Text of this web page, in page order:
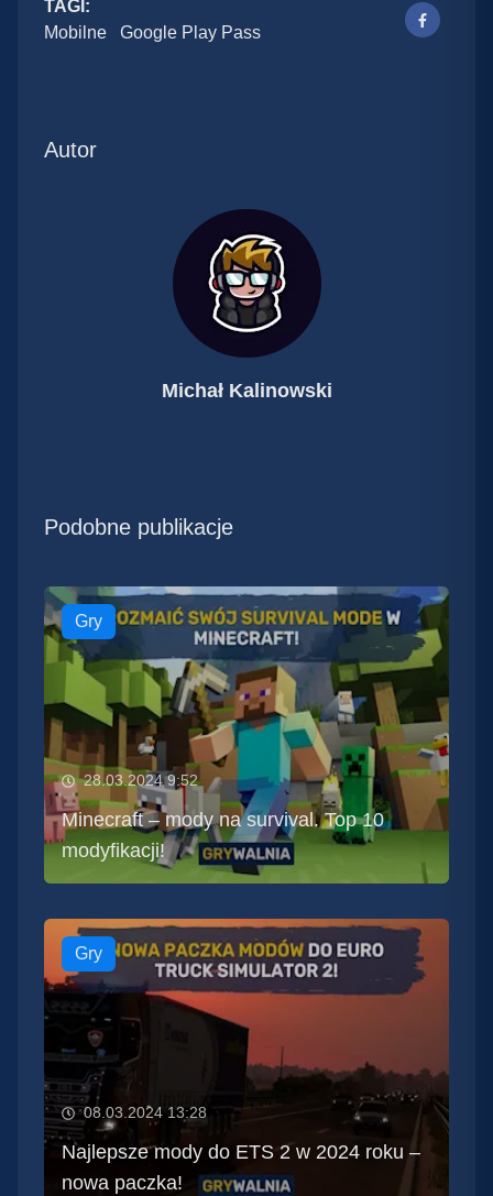
TAGI:
Mobilne
Google Play Pass
Autor
Michał Kalinowski
Podobne publikacje
Gry
28.03.2024 9:52
Minecraft – mody na survival. Top 10
modyfikacji!
Gry
08.03.2024 13:28
Najlepsze mody do ETS 2 w 2024 roku –
nowa paczka!